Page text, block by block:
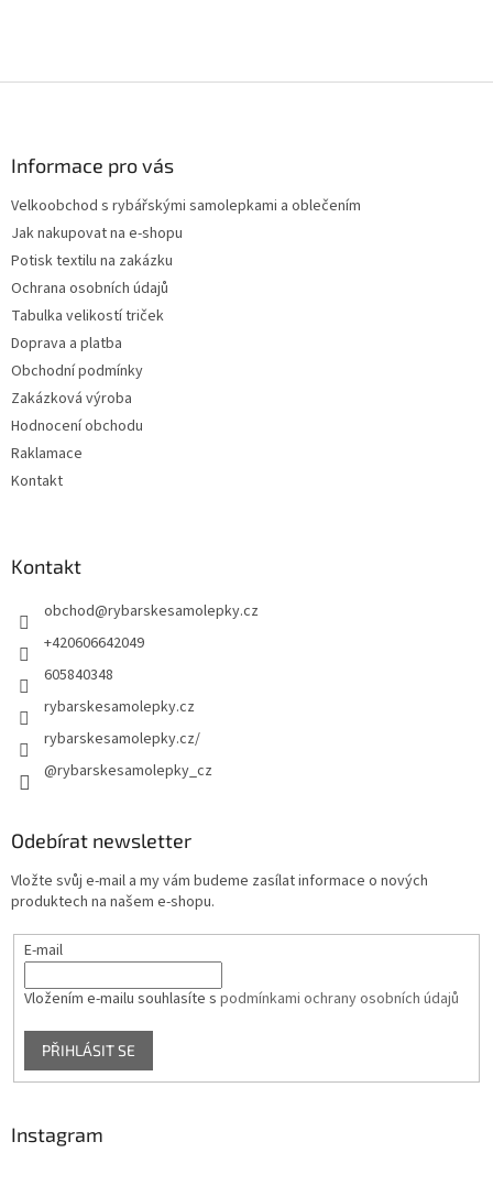
y
Informace pro vás
Velkoobchod s rybářskými samolepkami a oblečením
Jak nakupovat na e-shopu
Potisk textilu na zakázku
Ochrana osobních údajů
Tabulka velikostí triček
Doprava a platba
Obchodní podmínky
Zakázková výroba
Hodnocení obchodu
Raklamace
Kontakt
Kontakt
obchod@rybarskesamolepky.cz
+420606642049
605840348
rybarskesamolepky.cz
rybarskesamolepky.cz/
@rybarskesamolepky_cz
Odebírat newsletter
Vložte svůj e-mail a my vám budeme zasílat informace o nových
produktech na našem e-shopu.
E-mail
Vložením e-mailu souhlasíte s podmínkami ochrany osobních údajů
PŘIHLÁSIT SE
Instagram